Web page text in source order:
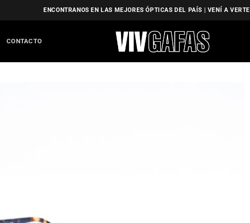
ENCONTRANOS EN LAS MEJORES ÓPTICAS DEL PAÍS | VENÍ A VERTE
CONTACTO